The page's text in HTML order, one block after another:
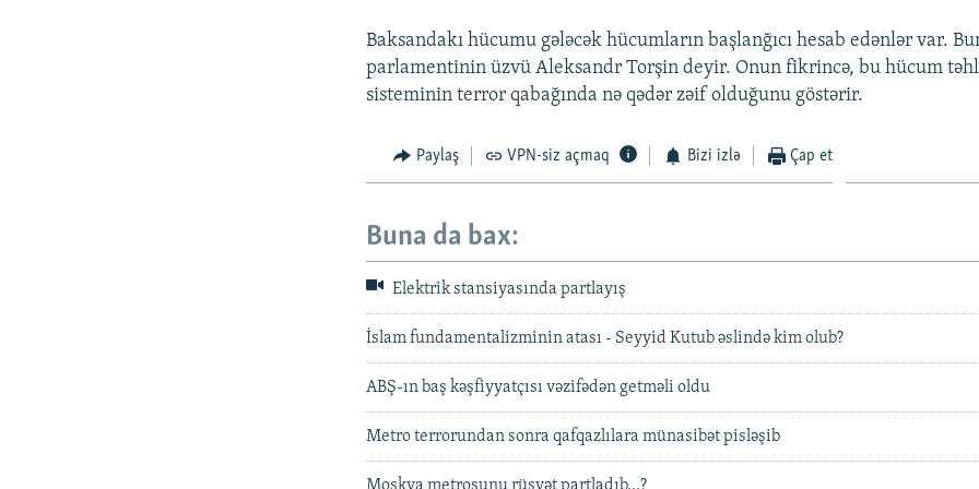
Baksandakı hücumu gələcək hücumların başlanğıcı hesab edənlər var.
parlamentinin üzvü Aleksandr Torşin deyir. Onun fikrincə, bu hücum
sisteminin terror qabağında nə qədər zəif olduğunu göstərir.
Paylaş VPN-siz açmaq Bizi izlə Çap et
Buna da bax:
Elektrik stansiyasında partlayış
İslam fundamentalizminin atası - Seyyid Kutub əslində kim olub?
ABŞ-ın baş kəşfiyyatçısı vəzifədən getməli oldu
Metro terrorundan sonra qafqazlılara münasibət pisləşib